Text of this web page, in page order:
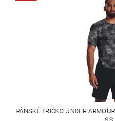
PÁNSKÉ TRIČKO UNDER